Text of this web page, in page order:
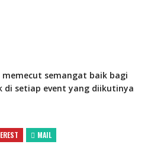
semangat baik bagi
di setiap event yang diikutinya
MAIL